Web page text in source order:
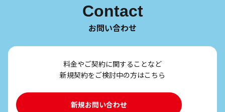
Contact
お問い合わせ
料金やご契約に関することなど
新規契約をご検討中の方はこちら
新規お問い合わせ